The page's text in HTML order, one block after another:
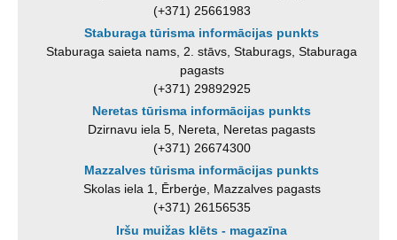
(+371) 25661983
Staburaga tūrisma informācijas punkts
Staburaga saieta nams, 2. stāvs, Staburags, Staburaga
pagasts
(+371) 29892925
Neretas tūrisma informācijas punkts
Dzirnavu iela 5, Nereta, Neretas pagasts
(+371) 26674300
Mazzalves tūrisma informācijas punkts
Skolas iela 1, Ērberģe, Mazzalves pagasts
(+371) 26156535
Iršu muižas klēts - magazīna